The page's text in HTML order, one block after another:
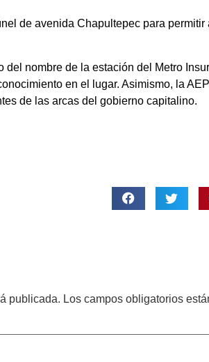
de avenida Chapultepec para
nombre de la estación del Metro
en el lugar. Asimismo, la
de las arcas del gobierno capitalino.
publicada. Los campos obligatorios